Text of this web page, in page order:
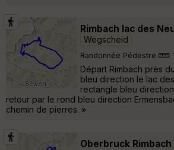
Rimbach lac des
Wegscheid
Randonnée Pédestre
Départ Rimbach près
bleu direction le lac
rectangle bleu
retour par le rond bleu direction
chemin de pierres. »
Oberbruck Rimbach